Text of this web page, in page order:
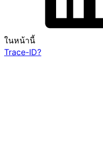
ในหน้านี้
Trace-ID?